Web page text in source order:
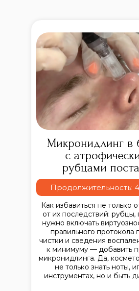
Как избавиться не только
от их последствий: рубцы,
нужно включать
правильного протокола
чистки и сведения
к минимуму — добавить
микронидлинга. Да,
не только знать ноты,
инструментах, но и быть
Микронидлинг в
с
рубцами
Продолжительность: